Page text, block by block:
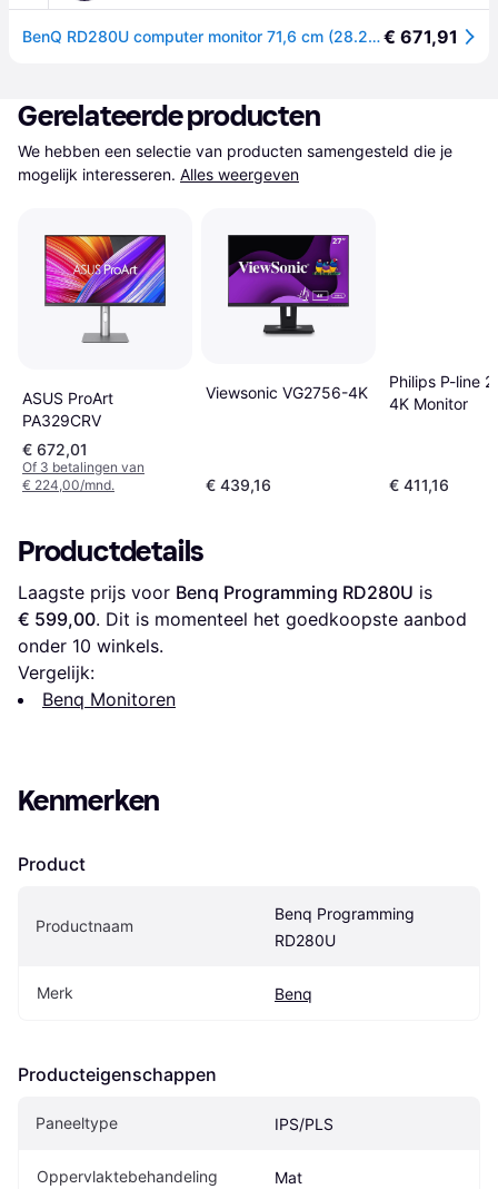
BenQ RD280U computer monitor 71,6 cm (28.2") 3840 x 2560 9H.LM1LJ.TBE€ 671,91
Gerelateerde producten
We hebben een selectie van producten samengesteld die je
mogelijk interesseren. Alles weergeven
ASUS ProArt
PA329CRV
€ 672,01
Of 3 betalingen van
€ 224,00/mnd.
Viewsonic VG2756-4K
€ 439,16
Philips P-line
4K Monitor
€ 411,16
Productdetails
Laagste prijs voor Benq Programming RD280U
€ 599,00. Dit is momenteel het goedkoopste aanbod
onder 10 winkels.
Vergelijk:
Benq Monitoren
Kenmerken
Product
Productnaam
Benq Programming
RD280U
Merk Benq
Producteigenschappen
Paneeltype IPS/PLS
Oppervlaktebehandeling Mat